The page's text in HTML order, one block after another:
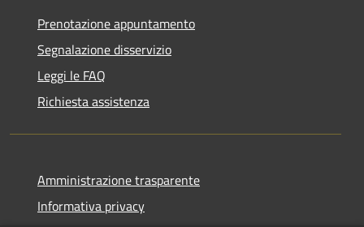
Prenotazione appuntamento
Segnalazione disservizio
Leggi le FAQ
Richiesta assistenza
Amministrazione trasparente
Informativa privacy